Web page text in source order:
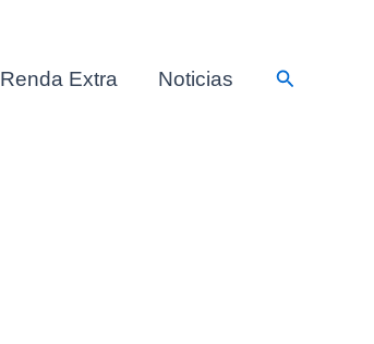
Renda Extra Noticias Pesquisar